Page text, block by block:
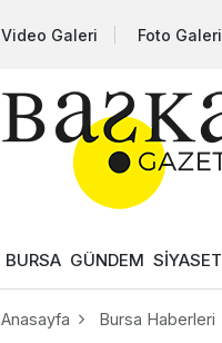
Video Galeri Foto Galeri
BURSA GÜNDEM SİYASET
Anasayfa Bursa Haberleri